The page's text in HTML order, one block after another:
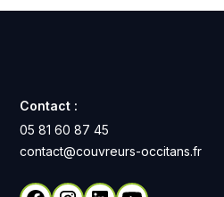
Contact :
05 81 60 87 45
contact@couvreurs-occitans.fr